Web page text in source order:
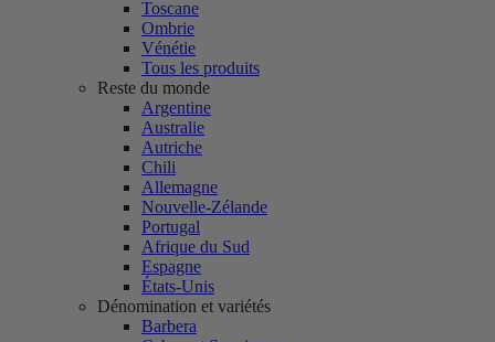
Toscane
Ombrie
Vénétie
Tous les produits
Reste du monde
Argentine
Australie
Autriche
Chili
Allemagne
Nouvelle-Zélande
Portugal
Afrique du Sud
Espagne
États-Unis
Dénomination et variétés
Barbera